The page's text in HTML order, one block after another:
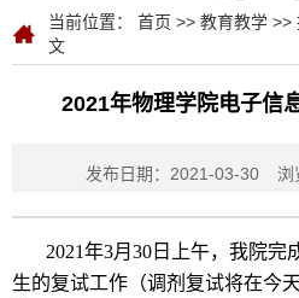
当前位置： 首页 >> 教育教学 >>
文
2021年物理学院电子信
发布日期：2021-03-30 浏
2021年3月30日上午，我院完
生的复试工作（调剂复试将在今